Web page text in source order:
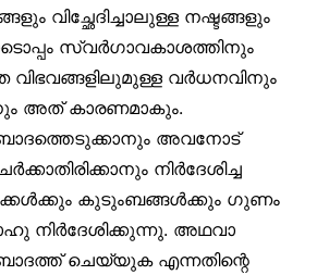
വിച്ഛേദിച്ചാലുള്ള നഷ്ടങ്ങളും
സ്വർഗാവകാശത്തിനും
വിഭവങ്ങളിലുമുള്ള വർധനവിനും
അത് കാരണമാകും.
അവനോട്
നിർദേശിച്ച
കുടുംബങ്ങൾക്കും ഗുണം
നിർദേശിക്കുന്നു. അഥവാ
ചെയ്യുക എന്നതിന്റെ